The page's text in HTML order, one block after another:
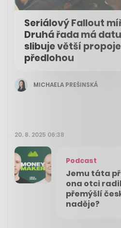
Seriálový Fallout
Druhá řada má
slibuje větší
předlohou
MICHAELA PREŠINSKÁ
20. 8. 2025 06:38
Podcast
Jemu táta
ona otci
přemýšlí
naděje?